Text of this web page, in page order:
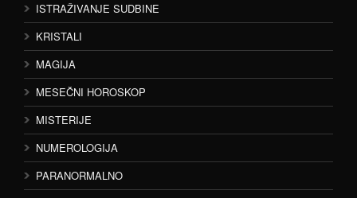
ISTRAŽIVANJE SUDBINE
KRISTALI
MAGIJA
MESEČNI HOROSKOP
MISTERIJE
NUMEROLOGIJA
PARANORMALNO